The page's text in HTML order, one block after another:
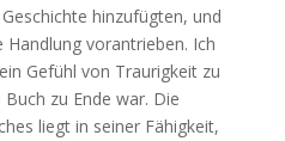
hinzufügten, und
vorantrieben. Ich
Gefühl von Traurigkeit zu
zu Ende war. Die
liegt in seiner Fähigkeit,